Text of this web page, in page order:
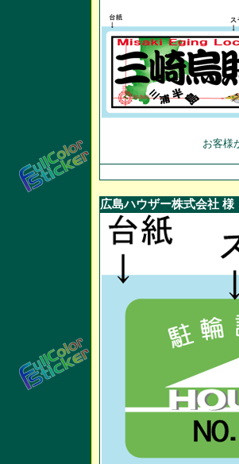
お客様
広島ハウザー株式会社 様